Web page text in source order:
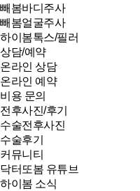
빼봄바디주사
빼봄얼굴주사
하이봄톡스/필러
상담/예약
온라인 상담
온라인 예약
비용 문의
전후사진/후기
수술전후사진
수술후기
커뮤니티
닥터또봄 유튜브
하이봄 소식